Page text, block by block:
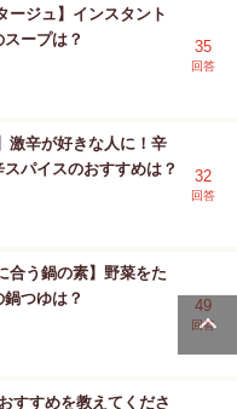
ージュ】インスタント
ープは？
35
回答
激辛が好きな人に！辛
パイスのおすすめは？
32
回答
合う鍋の素】野菜をた
つゆは？
49
回答
すすめを教えてくださ